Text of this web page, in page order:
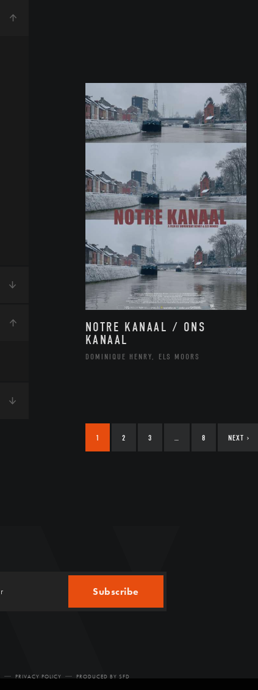
NOTRE KANAAL / ONS
KANAAL
DOMINIQUE HENRY, ELS MOORS
1 2 3 8 NEXT ›
Subscribe
PRIVACY POLICY PRODUCED BY SFD